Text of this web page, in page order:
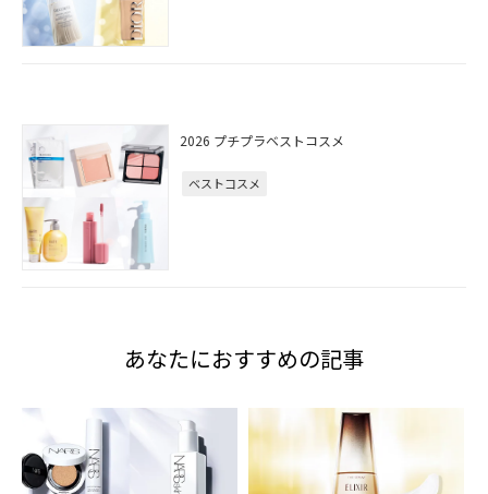
2026 プチプラベストコスメ
ベストコスメ
あなたにおすすめの記事